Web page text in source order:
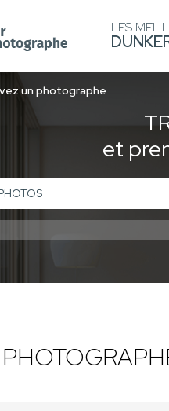
LES
un photographe
et